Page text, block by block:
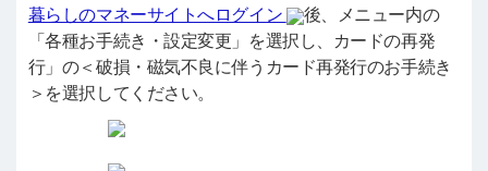
暮らしのマネーサイトへログイン
後、メニュー内の
「各種お手続き・設定変更」を選択し、カードの再発
行」の＜破損・磁気不良に伴うカード再発行のお手続き
＞を選択してください。